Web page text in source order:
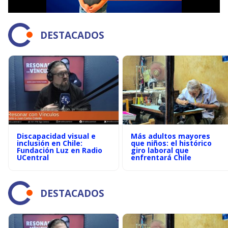
DESTACADOS
Discapacidad visual e
inclusión en Chile:
Fundación Luz en Radio
UCentral
Más adultos mayores
que niños: el histórico
giro laboral que
enfrentará Chile
DESTACADOS